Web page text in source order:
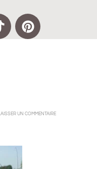
LAISSER UN COMMENTAIRE